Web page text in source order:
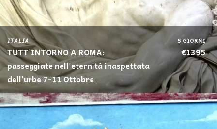
ITALIA
TUTT'INTORNO A ROMA:
passeggiate nell'eternità inaspettata
dell'urbe 7-11 Ottobre
5 GIORNI
€1395